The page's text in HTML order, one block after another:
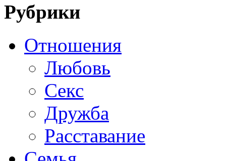
Рубрики
Отношения
Любовь
Секс
Дружба
Расставание